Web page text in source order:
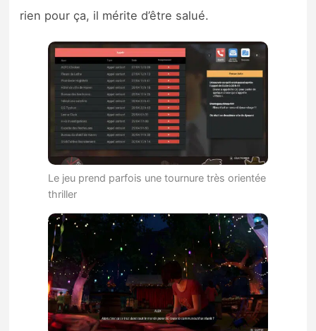
rien pour ça, il mérite d’être salué.
Le jeu prend parfois une tournure très orientée
thriller